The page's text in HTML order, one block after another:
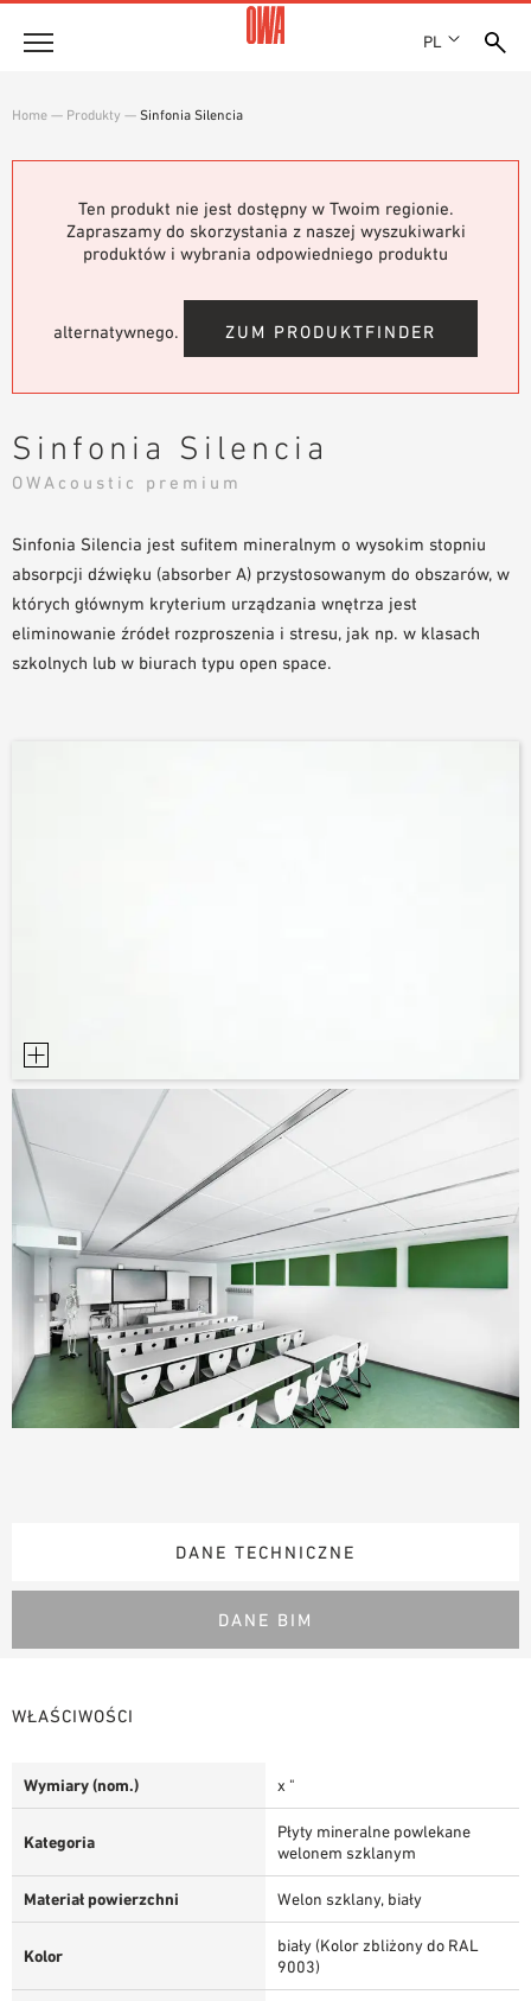
PL
LOKALIZACJE
Produkty
PRZEGLĄD PRODUKTÓW
WYSZUKIWANIE Z PRZEWODNIKIEM
Rozwiązania
TEKSTY PRZETARGOWE
PLIKI DO POBRANIA
NARZĘDZIA DO PROJEKTOWANIA
WIDEO
ZAMÓWIENIE PRÓBKI
Home — Produkty — Sinfonia Silencia
Ten produkt nie jest dostępny w Twoim regionie.
Zapraszamy do skorzystania z naszej wyszukiwarki
produktów i wybrania odpowiedniego produktu
alternatywnego. ZUM PRODUKTFINDER
Sinfonia Silencia
OWAcoustic premium
Sinfonia Silencia jest sufitem mineralnym o wysokim stopniu
absorpcji dźwięku (absorber A) przystosowanym do obszarów, w
których głównym kryterium urządzania wnętrza jest
eliminowanie źródeł rozproszenia i stresu, jak np. w klasach
szkolnych lub w biurach typu open space.
DANE TECHNICZNE
DANE BIM
WŁAŚCIWOŚCI
Wymiary (nom.) x "
Kategoria
Płyty mineralne powlekane
welonem szklanym
Materiał powierzchni Welon szklany, biały
Kolor
biały (Kolor zbliżony do RAL
9003)